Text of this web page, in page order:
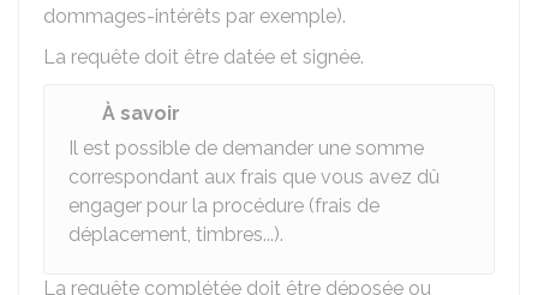
dommages-intérêts par exemple).
La requête doit être datée et signée.
À savoir
Il est possible de demander une somme
correspondant aux frais que vous avez dû
engager pour la procédure (frais de
déplacement, timbres...).
La requête complétée doit être déposée ou